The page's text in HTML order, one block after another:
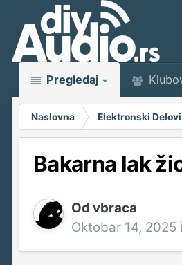
Pregledaj
Naslovna Elektronski
Bakarna lak
Od vbraca
Oktobar 14, 2025